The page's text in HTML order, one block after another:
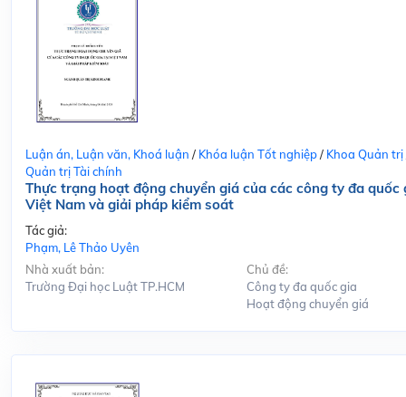
Luận án, Luận văn, Khoá luận / Khóa luận Tốt nghiệp/ Khoa Quản trị
Quản trị Tài chính
Thực trạng hoạt động chuyển giá của các công ty đa quốc
Việt Nam và giải pháp kiểm soát
Tác giả:
Phạm, Lê Thảo Uyên
Nhà xuất bản:
Trường Đại học Luật TP.HCM
Chủ đề:
Công ty đa quốc gia
Hoạt động chuyển giá